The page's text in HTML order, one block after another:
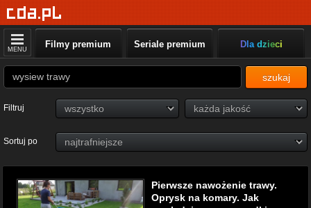
MENU Filmy premium Seriale premium Dla dzieci
szukaj
Filtruj
Sortuj po
Pierwsze nawożenie trawy.
Oprysk na komary. Jak